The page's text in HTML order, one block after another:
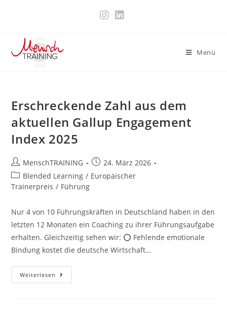
Menü
Erschreckende Zahl aus dem
aktuellen Gallup Engagement
Index 2025
Beitrags-
Autor:
MenschTRAINING
Beitrag
veröffentlicht:
24. März 2026
Beitrags-
Kategorie:
Blended Learning / Europäischer
Trainerpreis / Führung
Nur 4 von 10 Führungskräften in Deutschland haben in den
letzten 12 Monaten ein Coaching zu ihrer Führungsaufgabe
erhalten. Gleichzeitig sehen wir: ⭕️ Fehlende emotionale
Bindung kostet die deutsche Wirtschaft…
Weiterlesen Erschreckende
Zahl